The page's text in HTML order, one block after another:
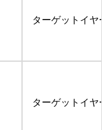
ターゲットイヤ
ターゲットイヤ